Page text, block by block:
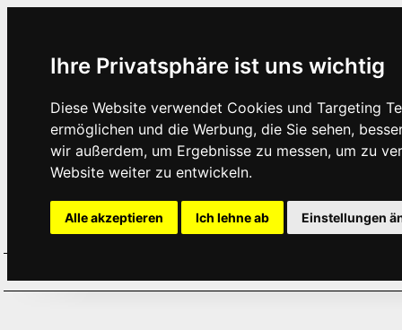
Ihre Privatsphäre ist uns wichtig
Diese Website verwendet Cookies und Targeting
ermöglichen und die Werbung, die Sie sehen,
wir außerdem, um Ergebnisse zu messen, um zu
Website weiter zu entwickeln.
Alle akzeptieren Ich lehne ab Einstellungen